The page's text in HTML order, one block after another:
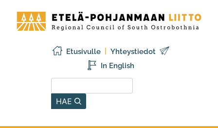
sisältöön
Pohjanmaan
liitto
Etusivulle Yhteystiedot
HAE
In English